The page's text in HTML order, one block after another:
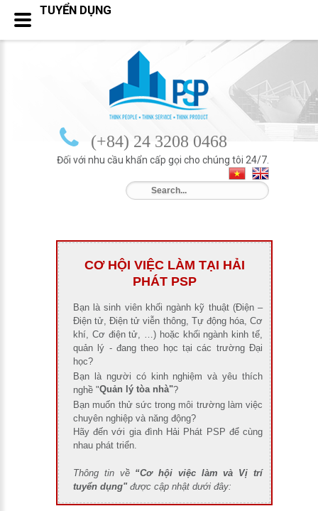
(+84) 24 3208 0468
Đối với nhu cầu khẩn cấp gọi cho chúng tôi 24/7.
CƠ HỘI VIỆC LÀM TẠI HẢI
PHÁT PSP
Bạn là sinh viên khối ngành kỹ thuật (Điện –
Điện tử, Điện tử viễn thông, Tự động hóa, Cơ
khí, Cơ điện tử, …) hoặc khối ngành kinh tế,
quản lý - đang theo học tại các trường Đại
học?
Bạn là người có kinh nghiệm và yêu thích
nghề "Quản lý tòa nhà"?
Bạn muốn thử sức trong môi trường làm việc
chuyên nghiệp và năng động?
Hãy đến với gia đình Hải Phát PSP để cùng
nhau phát triển.
Thông tin về “Cơ hội việc làm và Vị trí
tuyển dụng" được cập nhật dưới đây:
TUYỂN DỤNG